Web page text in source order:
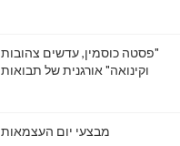
"פסטה כוסמין, עדשים צהובות
וקינואה" אורגנית של תבואות
מבצעי יום העצמאות